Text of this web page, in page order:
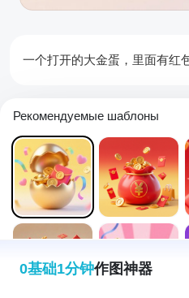
Рекомендуемые шаблоны
0基础1分钟作图神器